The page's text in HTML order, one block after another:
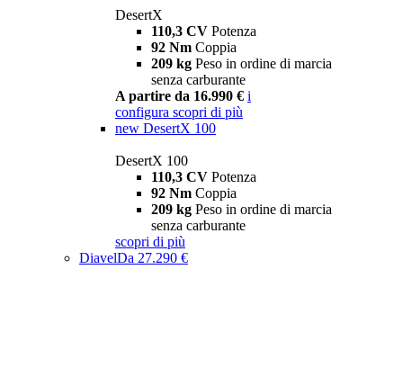
DesertX
110,3 CV Potenza
92 Nm Coppia
209 kg Peso in ordine di marcia
senza carburante
A partire da 16.990 € i
configura scopri di più
new DesertX 100
DesertX 100
110,3 CV Potenza
92 Nm Coppia
209 kg Peso in ordine di marcia
senza carburante
scopri di più
DiavelDa 27.290 €